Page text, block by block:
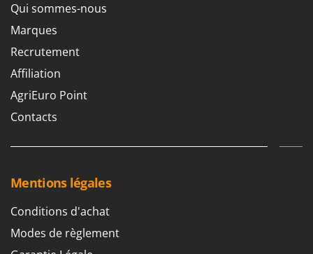
Qui sommes-nous
Marques
Recrutement
Affiliation
AgriEuro Point
Contacts
Mentions légales
Conditions d'achat
Modes de règlement